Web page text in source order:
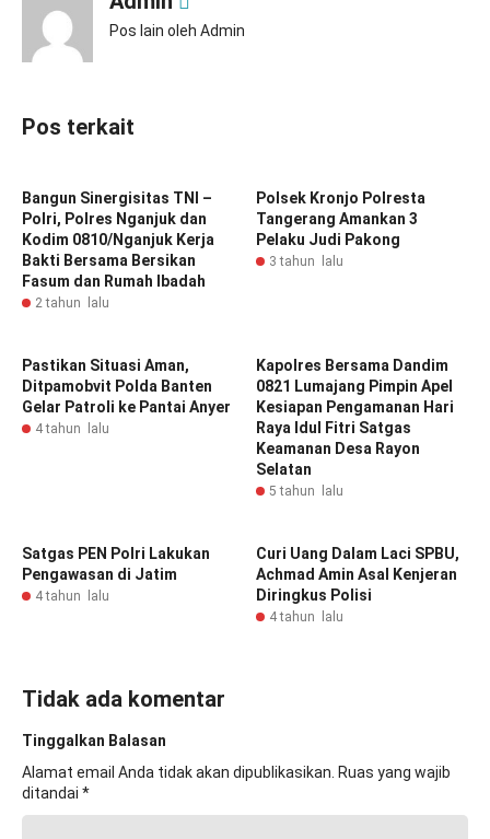
Pos lain oleh Admin
Pos terkait
Bangun Sinergisitas TNI –
Polri, Polres Nganjuk dan
Kodim 0810/Nganjuk Kerja
Bakti Bersama Bersikan
Fasum dan Rumah Ibadah
2 tahun lalu
Polsek Kronjo Polresta
Tangerang Amankan 3
Pelaku Judi Pakong
3 tahun lalu
Pastikan Situasi Aman,
Ditpamobvit Polda Banten
Gelar Patroli ke Pantai Anyer
4 tahun lalu
Kapolres Bersama Dandim
0821 Lumajang Pimpin Apel
Kesiapan Pengamanan Hari
Raya Idul Fitri Satgas
Keamanan Desa Rayon
Selatan
5 tahun lalu
Satgas PEN Polri Lakukan
Pengawasan di Jatim
4 tahun lalu
Curi Uang Dalam Laci SPBU,
Achmad Amin Asal Kenjeran
Diringkus Polisi
4 tahun lalu
Tidak ada komentar
Tinggalkan Balasan
Alamat email Anda tidak akan dipublikasikan. Ruas yang wajib
ditandai *